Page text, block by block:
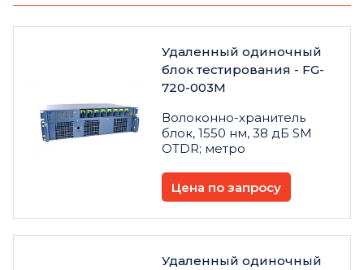
Удаленный одиночный
блок тестирования - FG-
720-003M
Волоконно-хранитель
блок, 1550 нм, 38 дБ SM
OTDR; метро
Цена по запросу
Удаленный одиночный